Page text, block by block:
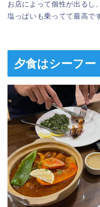
お店によって個性が出るし
塩っぱいも乗ってて最高で
夕食はシーフー